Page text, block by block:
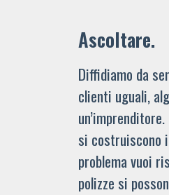
Ascoltare.
Diffidiamo da
clienti uguali,
si costruiscono
problema vuoi
polizze si